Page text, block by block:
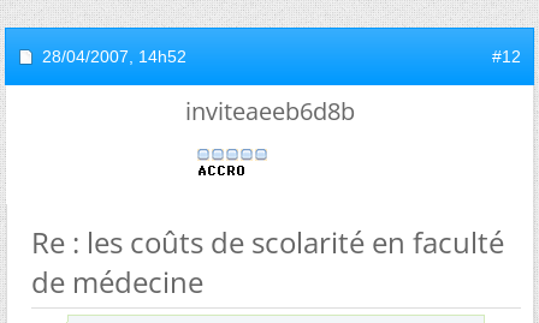
28/04/2007, 14h52 #12
inviteaeeb6d8b
Re : les coûts de scolarité en faculté
de médecine